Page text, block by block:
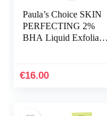
Paula’s Choice SKIN
PERFECTING 2%
BHA Liquid Exfoliant
Puistjes, Grove…
€16.00